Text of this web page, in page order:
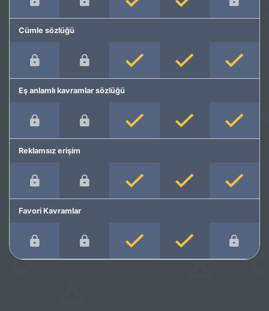
Cümle sözlüğü
Eş anlamlı kavramlar sözlüğü
Reklamsız erişim
Favori Kavramlar